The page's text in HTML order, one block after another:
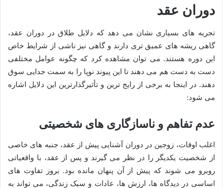
دوران عقد
تجربه های بسیاری نشان می دهد که دلایل طلاق در دوران عقد،
گاهی ریشه های عمیق تری دارند و گاهی نیز ناشی از شرایط خاص
این دوره هستند. می توان مشاهده کرد که چگونه عوامل مختلفی
دست به دست هم می دهند تا این پیوند نوپا را به سمت جدایی سوق
دهند. در اینجا به برخی از رایج ترین و تأثیرگذارترین این دلایل اشاره
می شود:
عدم تفاهم و ناسازگاری های شخصیتی
اغلب اوقات، زوجین در دوران آشنایی پیش از عقد، جنبه های خاصی
از شخصیت یکدیگر را در نظر می گیرند و پس از عقد، با واقعیاتی
روبرو می شوند که پیش از آن پنهان مانده بود. بروز تفاوت های
اساسی در دیدگاه ها، ارزش ها، عادات و سبک زندگی، می تواند به